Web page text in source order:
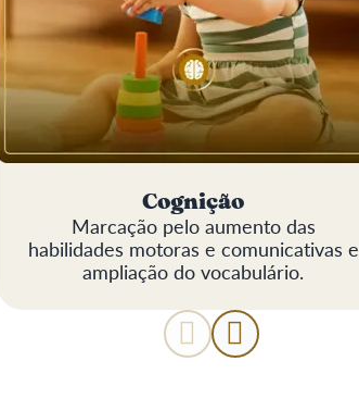
Cognição
Marcação pelo aumento das
habilidades motoras e comunicativas e
ampliação do vocabulário.